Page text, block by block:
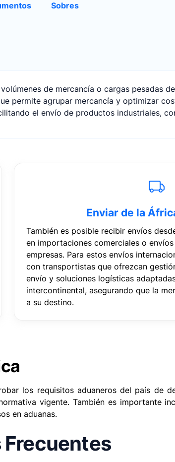
Sobres
de mercancía o cargas pesadas
permite agrupar mercancía y optimizar
el envío de productos industriales,
Enviar de la
También es posible recibir envíos
en importaciones comerciales o
empresas. Para estos envíos
con transportistas que ofrezcan
envío y soluciones logísticas
intercontinental, asegurando que la
a su destino.
los requisitos aduaneros del país de
vigente. También es importante
en aduanas.